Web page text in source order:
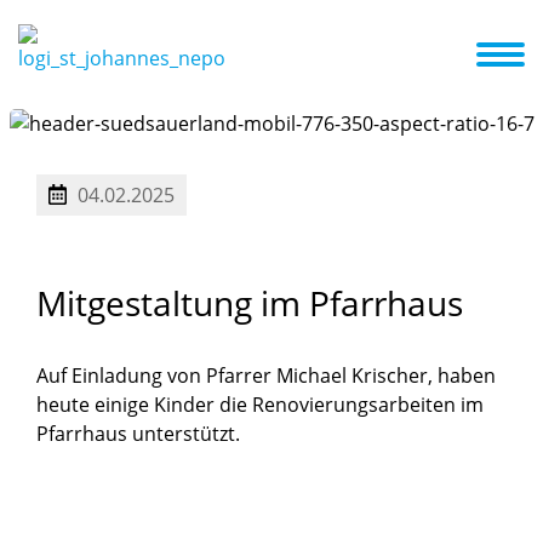
sind wir Erste Schritte in die Kita Aktuelles und Termine
04.02.2025
Mitgestaltung im Pfarrhaus
Auf Einladung von Pfarrer Michael Krischer, haben
heute einige Kinder die Renovierungsarbeiten im
Pfarrhaus unterstützt.